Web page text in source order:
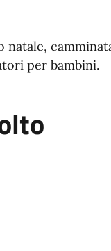
natale,
per bambini.